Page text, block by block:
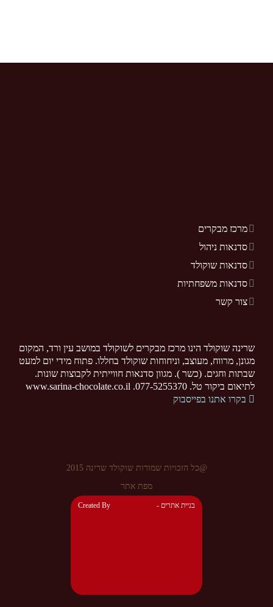
מרכז מבקרים
סדנאות ניהול
סדנאות שוקולד
סדנאות משפחתיות
צור קשר
שרינה שוקולד הינו מרכז מבקרים לשוקולד במושב עין ורד, המקום
מגונן, מרווח, מעוצב, וניחוחות שוקולד בחללו. פתוח מידי יום למעט
שבתות וחגים. (כשר ). מגוון סדנאות חווייתית לקבוצות שונות.
לתיאום ביקור טל. 077-5255370. www.sarina-chocolate.co.il
בקרו אתנו בפייסבוק
@כל הזכויות שמורות שוקולד שרינה 2015
מפת אתר
Created By - בניית אתרים